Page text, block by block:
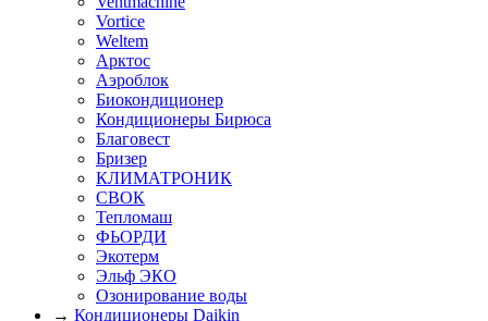
Vortice
Weltem
Арктос
Аэроблок
Биокондиционер
Кондиционеры Бирюса
Благовест
Бризер
КЛИМАТРОНИК
СВОК
Тепломаш
ФЬОРДИ
Экотерм
Эльф ЭКО
Озонирование воды
→ Кондиционеры Daikin